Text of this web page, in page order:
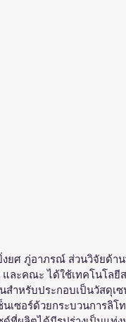
งยศ ภู่อาภรณ์ ส่วนวิจัยด้
ละคณะ ได้ใช้เทคโนโลยี
สำหรับประกอบเป็นวัสดุเ
นเซอร์ด้วยกระบวนการลิ